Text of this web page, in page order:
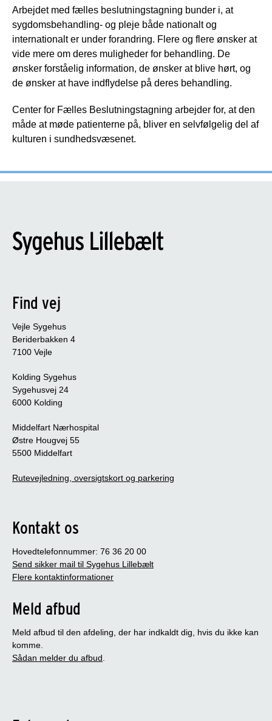
Arbejdet med fælles beslutningstagning bunder i, at
sygdomsbehandling- og pleje både nationalt og
internationalt er under forandring. Flere og flere ønsker at
vide mere om deres muligheder for behandling. De
ønsker forståelig information, de ønsker at blive hørt, og
de ønsker at have indflydelse på deres behandling.
Center for Fælles Beslutningstagning arbejder for, at den
måde at møde patienterne på, bliver en selvfølgelig del af
kulturen i sundhedsvæsenet.
Find vej
Vejle Sygehus
Beriderbakken 4
7100 Vejle
Kolding Sygehus
Sygehusvej 24
6000 Kolding
Middelfart Nærhospital
Østre Hougvej 55
5500 Middelfart
Rutevejledning, oversigtskort og parkering
Kontakt os
Hovedtelefonnummer: 76 36 20 00
Send sikker mail til Sygehus Lillebælt
Flere kontaktinformationer
Meld afbud
Meld afbud til den afdeling, der har indkaldt dig, hvis du ikke kan
komme.
Sådan melder du afbud.